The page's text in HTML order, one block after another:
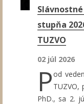
stupňa
TUZVO
02 júl 2026
Pod
TUZVO,
PhD., sa 2.